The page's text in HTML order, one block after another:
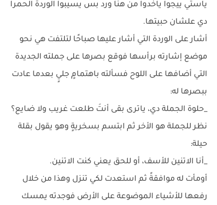
ياستي ييجوا ياخدوا من هنا ورد بس يسيبوا الوردة الحمرا
دي علشان حبيتها.
أشار على الوردة التي أشار عليها صباحًا لتلتفت هي نحو
موضع إشارته برأسها فوقع بصرها على جملته الجديدة
التي أضافها على اللوح فسألته باهتمامٍ جليٍ بعدما عادت
ببصرها له:
_حلوة الجملة دي، ياترى بقى أنتَ طلعت غريب ولا ضايع؟
نظر للجملة هو الأخر ثم ابتسم بسخريةٍ وهو يقول بقلة
حيلة:
_أنا الاتنين للأسف، أو للحق يعني كنت الاتنين.
أومأت له موافقةً ثم استعدت لكي تنزل وهذا من خلال
رفعها للأشياء الموضوعة على الأرض فوجدته يمسك